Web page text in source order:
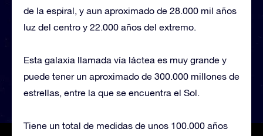
de la espiral, y aun aproximado de 28.000 mil años
luz del centro y 22.000 años del extremo.
Esta galaxia llamada vía láctea es muy grande y
puede tener un aproximado de 300.000 millones de
estrellas, entre la que se encuentra el Sol.
Tiene un total de medidas de unos 100.000 años